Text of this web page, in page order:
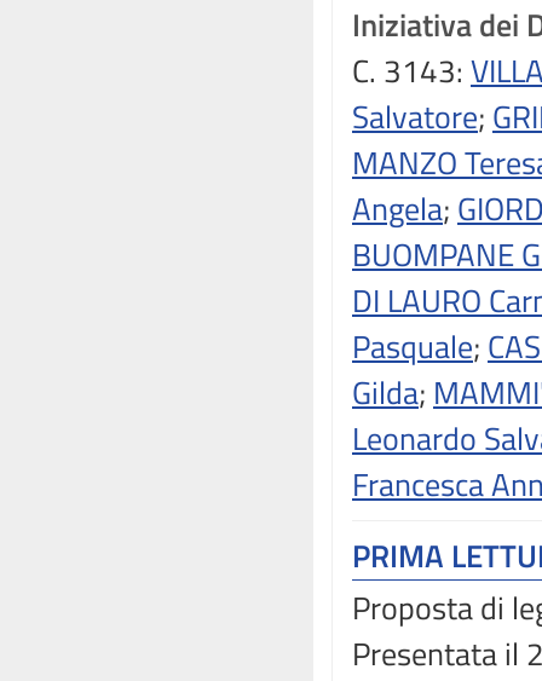
Iniziativa dei
C. 3143:
Salvatore;
MANZO
Angela;
BUOMPANE
DI LAURO
Pasquale;
Gilda;
Leonardo
Francesca
PRIMA
Proposta di
Presentata il